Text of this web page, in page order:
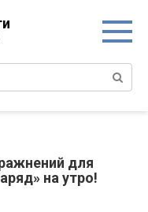
для
на утро!